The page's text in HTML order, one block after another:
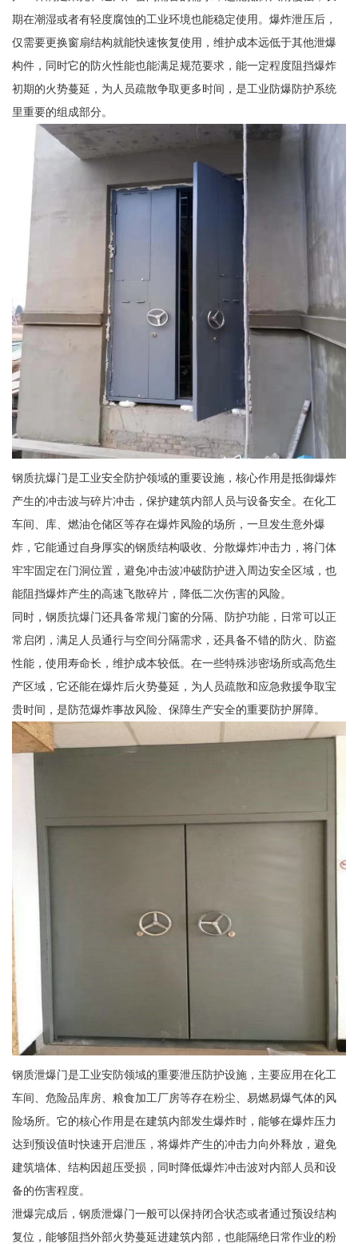
期在潮湿或者有轻度腐蚀的工业环境也能稳定使用。爆炸泄压后，
仅需要更换窗扇结构就能快速恢复使用，维护成本远低于其他泄爆
构件，同时它的防火性能也能满足规范要求，能一定程度阻挡爆炸
初期的火势蔓延，为人员疏散争取更多时间，是工业防爆防护系统
里重要的组成部分。
钢质抗爆门是工业安全防护领域的重要设施，核心作用是抵御爆炸
产生的冲击波与碎片冲击，保护建筑内部人员与设备安全。在化工
车间、库、燃油仓储区等存在爆炸风险的场所，一旦发生意外爆
炸，它能通过自身厚实的钢质结构吸收、分散爆炸冲击力，将门体
牢牢固定在门洞位置，避免冲击波冲破防护进入周边安全区域，也
能阻挡爆炸产生的高速飞散碎片，降低二次伤害的风险。
同时，钢质抗爆门还具备常规门窗的分隔、防护功能，日常可以正
常启闭，满足人员通行与空间分隔需求，还具备不错的防火、防盗
性能，使用寿命长，维护成本较低。在一些特殊涉密场所或高危生
产区域，它还能在爆炸后火势蔓延，为人员疏散和应急救援争取宝
贵时间，是防范爆炸事故风险、保障生产安全的重要防护屏障。
钢质泄爆门是工业安防领域的重要泄压防护设施，主要应用在化工
车间、危险品库房、粮食加工厂房等存在粉尘、易燃易爆气体的风
险场所。它的核心作用是在建筑内部发生爆炸时，能够在爆炸压力
达到预设值时快速开启泄压，将爆炸产生的冲击力向外释放，避免
建筑墙体、结构因超压受损，同时降低爆炸冲击波对内部人员和设
备的伤害程度。
泄爆完成后，钢质泄爆门一般可以保持闭合状态或者通过预设结构
复位，能够阻挡外部火势蔓延进建筑内部，也能隔绝日常作业的粉